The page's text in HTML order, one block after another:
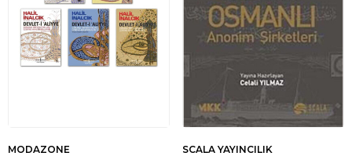
MODAZONE SCALA YAYINCILIK